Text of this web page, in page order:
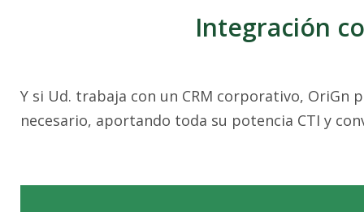
Integración
Y si Ud. trabaja con un CRM corporativo,
necesario, aportando toda su potencia CTI y